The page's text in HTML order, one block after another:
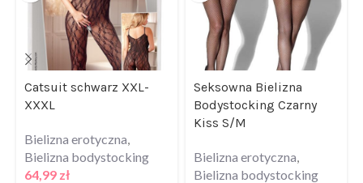
Catsuit schwarz XXL-
XXXL
Bielizna erotyczna
Bielizna bodystocking
64,99 zł
Seksowna Bielizna
Bodystocking Czarny
Kiss S/M
Bielizna erotyczna
Bielizna bodystocking